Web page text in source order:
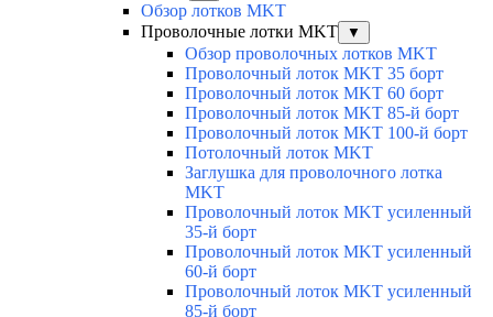
Обзор лотков MKT
Проволочные лотки MKT
▼
Обзор проволочных лотков MKT
Проволочный лоток MKT 35 борт
Проволочный лоток MKT 60 борт
Проволочный лоток MKT 85-й борт
Проволочный лоток MKT 100-й борт
Потолочный лоток MKT
Заглушка для проволочного лотка
MKT
Проволочный лоток MKT усиленный
35-й борт
Проволочный лоток MKT усиленный
60-й борт
Проволочный лоток MKT усиленный
85-й борт